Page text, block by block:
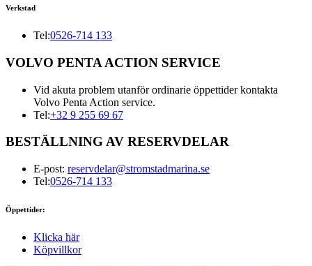
Verkstad
Tel:0526-714 133
VOLVO PENTA ACTION SERVICE
Vid akuta problem utanför ordinarie öppettider kontakta
Volvo Penta Action service.
Tel:+32 9 255 69 67
BESTÄLLNING AV RESERVDELAR
E-post: reservdelar@stromstadmarina.se
Tel:0526-714 133
Öppettider:
Klicka här
Köpvillkor